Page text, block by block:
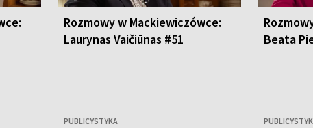
Rozmowy w Mackiewiczówce:
Laurynas Vaičiūnas #51
PUBLICYSTYKA
Beata